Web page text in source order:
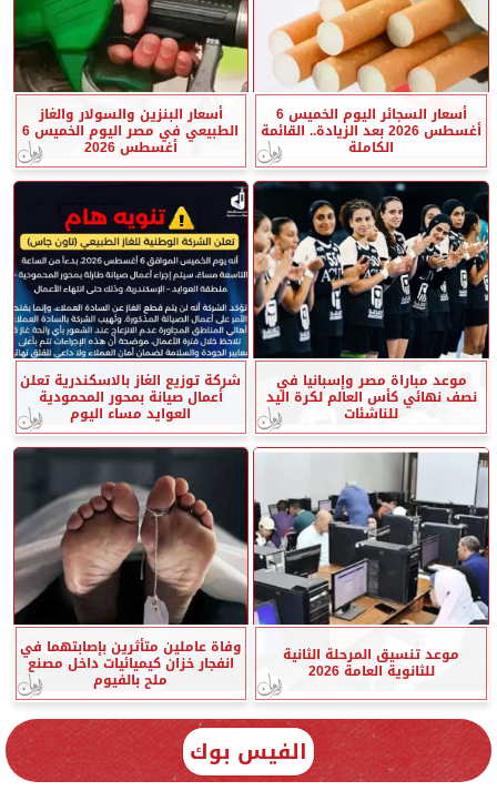
أسعار السجائر اليوم الخميس 6
أغسطس 2026 بعد الزيادة.. القائمة
الكاملة
أسعار البنزين والسولار والغاز
الطبيعي في مصر اليوم الخميس 6
أغسطس 2026
موعد مباراة مصر وإسبانيا في
نصف نهائي كأس العالم لكرة اليد
للناشئات
شركة توزيع الغاز بالاسكندرية تعلن
أعمال صيانة بمحور المحمودية
العوايد مساء اليوم
موعد تنسيق المرحلة الثانية
للثانوية العامة 2026
وفاة عاملين متأثرين بإصابتهما في
انفجار خزان كيميائيات داخل مصنع
ملح بالفيوم
الفيس بوك